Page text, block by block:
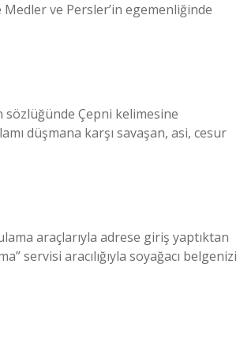
ve Persler’in egemenliğinde
Çepni kelimesine
düşmana karşı savaşan, asi, cesur
araçlarıyla adrese giriş yaptıktan
servisi aracılığıyla soyağacı belgenizi